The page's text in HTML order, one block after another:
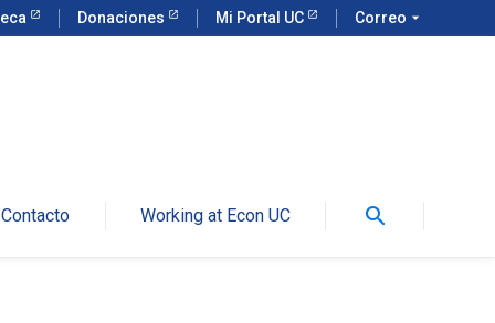
Donaciones Mi Portal UC Correo arrow_drop_down
Contacto Working at Econ UC search